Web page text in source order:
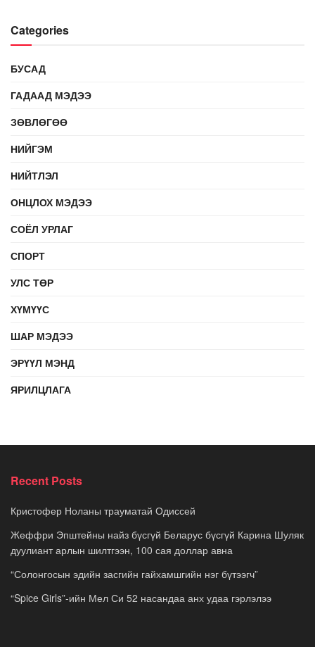
Categories
БУСАД
ГАДААД МЭДЭЭ
ЗӨВЛӨГӨӨ
НИЙГЭМ
НИЙТЛЭЛ
ОНЦЛОХ МЭДЭЭ
СОЁЛ УРЛАГ
СПОРТ
УЛС ТӨР
ХҮМҮҮС
ШАР МЭДЭЭ
ЭРҮҮЛ МЭНД
ЯРИЛЦЛАГА
Recent Posts
Кристофер Ноланы трауматай Одиссей
Жеффри Эпштейны найз бүсгүй Беларус бүсгүй Карина Шуляк
дуулиант арлын шилтгээн, 100 сая доллар авна
“Солонгосын эдийн засгийн гайхамшгийн нэг бүтээгч”
“Spice Girls”-ийн Мел Си 52 насандаа анх удаа гэрлэлээ